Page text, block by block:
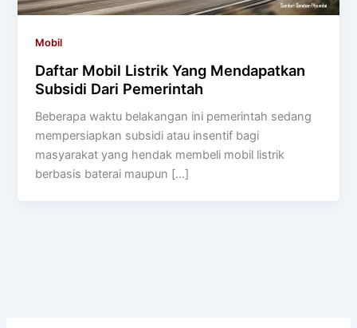
Mobil
Daftar Mobil Listrik Yang Mendapatkan
Subsidi Dari Pemerintah
Beberapa waktu belakangan ini pemerintah sedang
mempersiapkan subsidi atau insentif bagi
masyarakat yang hendak membeli mobil listrik
berbasis baterai maupun […]